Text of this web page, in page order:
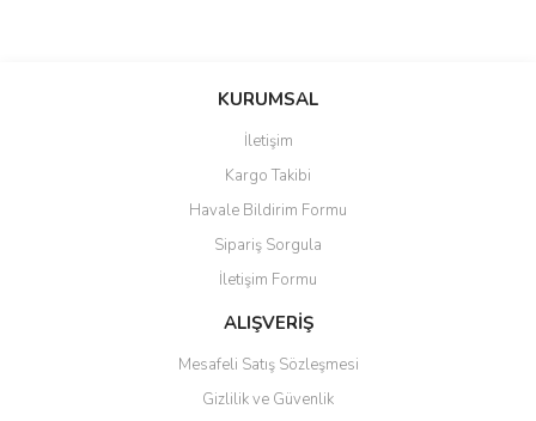
Bu ürüne ilk yorumu siz yapın!
Ürün resmi kalitesiz, bozuk veya görüntülenemiyor.
Ürün açıklamasında eksik bilgiler bulunuyor.
Ürün bilgilerinde hatalar bulunuyor.
Ürün fiyatı diğer sitelerden daha pahalı.
Bu ürüne benzer farklı alternatifler olmalı.
KURUMSAL
İletişim
Kargo Takibi
Havale Bildirim Formu
Sipariş Sorgula
İletişim Formu
ALIŞVERİŞ
Mesafeli Satış Sözleşmesi
Gizlilik ve Güvenlik